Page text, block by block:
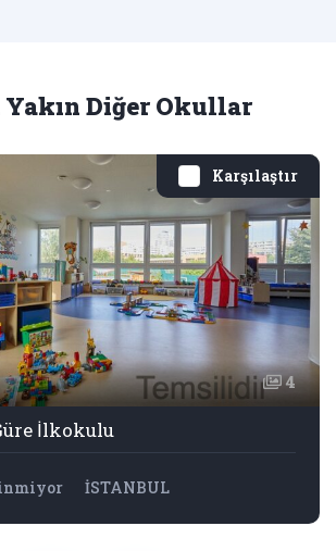
Yakın Diğer Okullar
Karşılaştır
4
İlkokulu
İSTANBUL